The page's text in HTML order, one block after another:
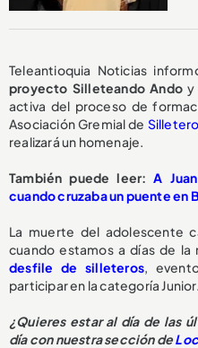
Teleantioquia Noticias
proyecto Silleteando Ando y
activa del proceso de
Asociación Gremial de
realizará un homenaje.
También puede leer:A
cuando cruzaba un puente en
La muerte del adolescente
cuando estamos a días de la
desfile de silleteros,
participar en la categoría Junior.
¿Quieres estar al día de las
día con nuestra sección de